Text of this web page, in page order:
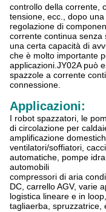
controllo della corrente,
tensione, ecc., dopo
regolazione di
corrente continua senza
una certa capacità di
che è molto importante
applicazioni.JY02A può
spazzole a corrente
connessione.
Applicazioni:
I robot spazzatori, le
di circolazione per
amplificazione
ventilatori/soffiatori,
automatiche, pompe
automobili
compressori di aria
DC, carrello AGV, varie
logistica lineare e in
tagliaerba, spruzzatrice,